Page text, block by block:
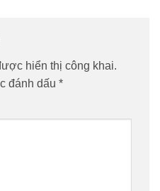
hiển thị công khai.
đánh dấu *